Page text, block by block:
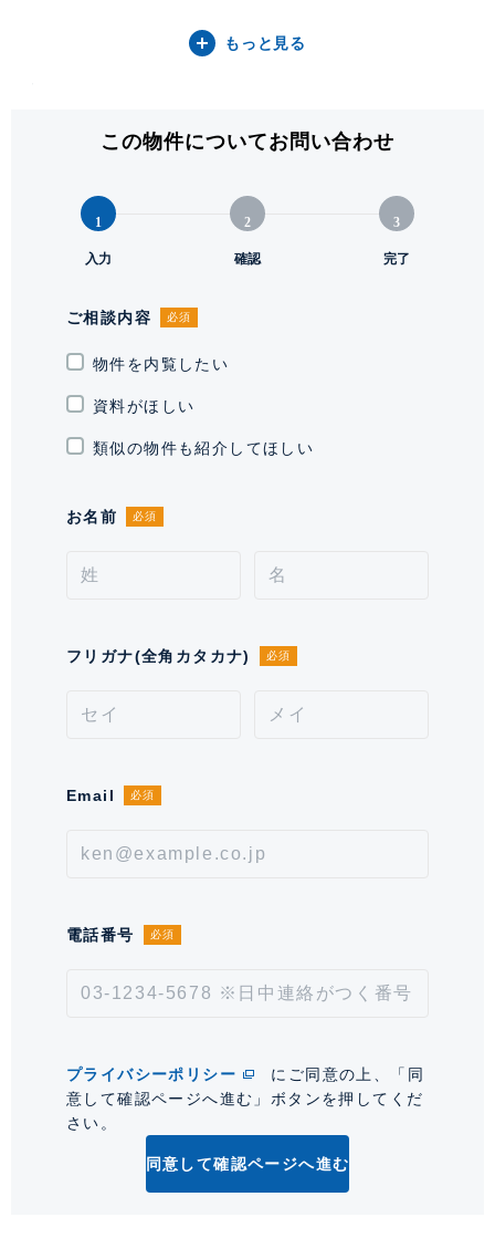
51.99㎡ (15.72坪)
階建 / 所在階 地上14階建 / 13階部分
2006年3月
金等はお問い合わせください
通学区域小学校
契約期間（期日）
入居諸条件
ペット不可、 住居兼事務所不可、
が別途発生致します(任意)。■保証会社必須。【月次
時月額賃料等の50%、継続保証料:毎年1万円。※契約型
次回更新予定日
*「交通/駅徒歩」とは、当該物件の最寄駅(路線)、バス停、およびそこまでの徒歩所要
時間を表示します。
もっと見る
この物件についてお問い合わせ
1
入力
2
確認
3
完了
ご相談内容 必須
物件を内覧したい
資料がほしい
類似の物件も紹介してほしい
お名前 必須
フリガナ(全角カタカナ) 必須
Email 必須
電話番号 必須
プライバシーポリシー
にご同意の上、「同
意して確認ページへ進む」ボタンを押してくだ
さい。
同意して確認ページへ進む